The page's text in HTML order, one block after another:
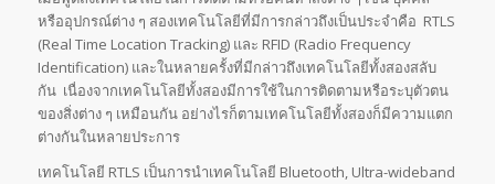
หรืออุปกรณ์ต่าง ๆ สองเทคโนโลยีที่มีการกล่าวถึงเป็นประจำคือ RTLS
(Real Time Location Tracking) และ RFID (Radio Frequency
Identification) และในหลายครั้งที่มีกล่าวถึงเทคโนโลยีทั้งสองสลับ
กัน เนื่องจากเทคโนโลยีทั้งสองมีการใช้ในการติดตามหรือระบุตัวตน
ของสิ่งต่าง ๆ เหมือนกัน อย่างไรก็ตามเทคโนโลยีทั้งสองก็มีความแตก
ต่างกันในหลายประการ
เทคโนโลยี RTLS เป็นการนำเทคโนโลยี Bluetooth, Ultra-wideband